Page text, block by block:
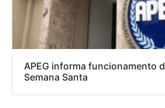
APEG informa funcionamento
Semana Santa